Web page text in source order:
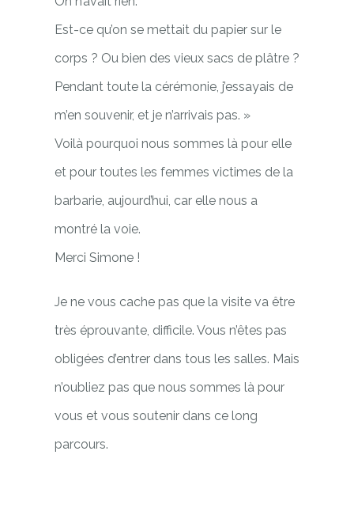
Est-ce qu’on se mettait du papier sur le
corps ? Ou bien des vieux sacs de plâtre ?
Pendant toute la cérémonie, j’essayais de
m’en souvenir, et je n’arrivais pas. »
Voilà pourquoi nous sommes là pour elle
et pour toutes les femmes victimes de la
barbarie, aujourd’hui, car elle nous a
montré la voie.
Merci Simone !
Je ne vous cache pas que la visite va être
très éprouvante, difficile. Vous n’êtes pas
obligées d’entrer dans tous les salles. Mais
n’oubliez pas que nous sommes là pour
vous et vous soutenir dans ce long
parcours.